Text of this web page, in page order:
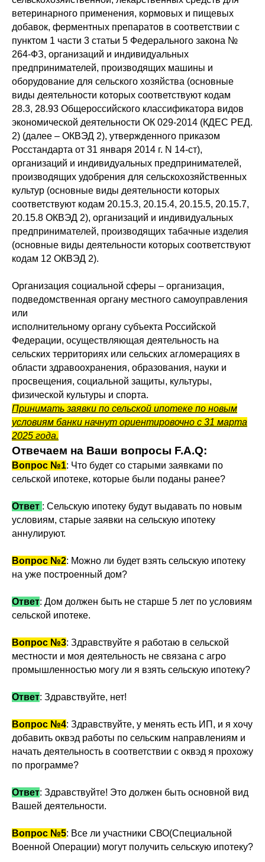
ветеринарного применения, кормовых и пищевых
добавок, ферментных препаратов в соответствии с
пунктом 1 части 3 статьи 5 Федерального закона №
264-ФЗ, организаций и индивидуальных
предпринимателей, производящих машины и
оборудование для сельского хозяйства (основные
виды деятельности которых соответствуют кодам
28.3, 28.93 Общероссийского классификатора видов
экономической деятельности ОК 029-2014 (КДЕС РЕД.
2) (далее – ОКВЭД 2), утвержденного приказом
Росстандарта от 31 января 2014 г. N 14-ст),
организаций и индивидуальных предпринимателей,
производящих удобрения для сельскохозяйственных
культур (основные виды деятельности которых
соответствуют кодам 20.15.3, 20.15.4, 20.15.5, 20.15.7,
20.15.8 ОКВЭД 2), организаций и индивидуальных
предпринимателей, производящих табачные изделия
(основные виды деятельности которых соответствуют
кодам 12 ОКВЭД 2).
Организация социальной сферы – организация,
подведомственная органу местного самоуправления
или
исполнительному органу субъекта Российской
Федерации, осуществляющая деятельность на
сельских территориях или сельских агломерациях в
области здравоохранения, образования, науки и
просвещения, социальной защиты, культуры,
физической культуры и спорта.
Принимать заявки по сельской ипотеке по новым
условиям банки начнут ориентировочно с 31 марта
2025 года.
Отвечаем на Ваши вопросы F.A.Q:
Вопрос №1: Что будет со старыми заявками по
сельской ипотеке, которые были поданы ранее?
Ответ : Сельскую ипотеку будут выдавать по новым
условиям, старые заявки на сельскую ипотеку
аннулируют.
Вопрос №2: Можно ли будет взять сельскую ипотеку
на уже построенный дом?
Ответ: Дом должен быть не старше 5 лет по условиям
сельской ипотеке.
Вопрос №3: Здравствуйте я работаю в сельской
местности и моя деятельность не связана с агро
промышленностью могу ли я взять сельскую ипотеку?
Ответ: Здравствуйте, нет!
Вопрос №4: Здравствуйте, у менять есть ИП, и я хочу
добавить оквэд работы по сельским направлениям и
начать деятельность в соответствии с оквэд я прохожу
по программе?
Ответ: Здравствуйте! Это должен быть основной вид
Вашей деятельности.
Вопрос №5: Все ли участники СВО(Специальной
Военной Операции) могут получить сельскую ипотеку?